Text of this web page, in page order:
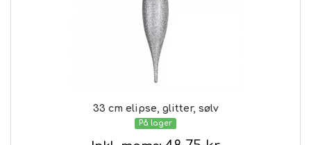
33 cm elipse, glitter, sølv
På lager